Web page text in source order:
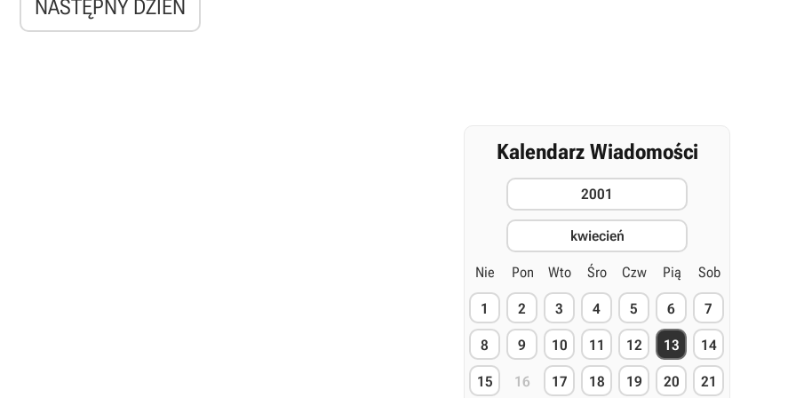
NASTĘPNY DZIEŃ
Kalendarz Wiadomości
2001
kwiecień
Nie Pon Wto Śro Czw Pią Sob
1 2 3 4 5 6 7
8 9 10 11 12 13 14
15 16 17 18 19 20 21